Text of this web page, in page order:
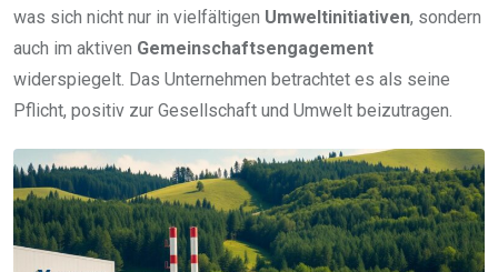
was sich nicht nur in vielfältigen Umweltinitiativen, sondern
auch im aktiven Gemeinschaftsengagement
widerspiegelt. Das Unternehmen betrachtet es als seine
Pflicht, positiv zur Gesellschaft und Umwelt beizutragen.